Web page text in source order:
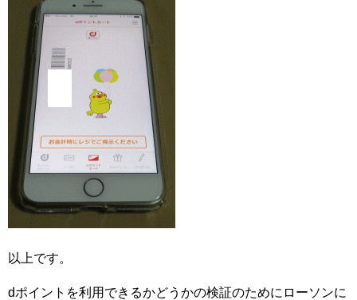
以上です。
dポイントを利用できるかどうかの検証のためにローソンに